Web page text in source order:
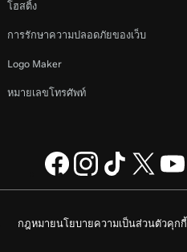
โฮสติ้ง
การรักษาความปลอดภัยของเว็บ
Logo Maker
หมายเลขโทรศัพท์
กฎหมายนโยบายความเป็นส่วนตัวคุกกี้